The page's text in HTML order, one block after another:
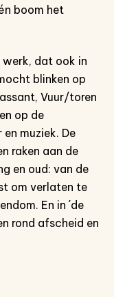
boom het
werk, dat ook in
blinken op
Vuur/toren
op de
muziek. De
raken aan de
en oud: van de
om verlaten te
En in ´de
rond afscheid en